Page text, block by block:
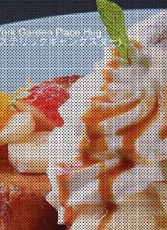
Garden Place Hug
テリックギャングスター)